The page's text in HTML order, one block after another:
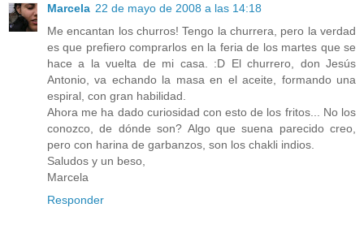
Marcela 22 de mayo de 2008 a las 14:18
Me encantan los churros! Tengo la churrera, pero la verdad
es que prefiero comprarlos en la feria de los martes que se
hace a la vuelta de mi casa. :D El churrero, don Jesús
Antonio, va echando la masa en el aceite, formando una
espiral, con gran habilidad.
Ahora me ha dado curiosidad con esto de los fritos... No los
conozco, de dónde son? Algo que suena parecido creo,
pero con harina de garbanzos, son los chakli indios.
Saludos y un beso,
Marcela
Responder